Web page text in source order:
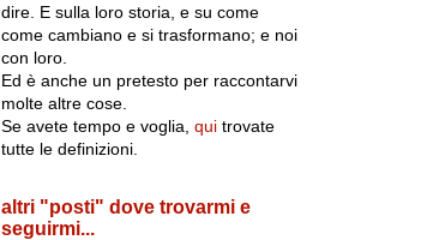
dire. E sulla loro storia, e su come
come cambiano e si trasformano; e noi
con loro.
Ed è anche un pretesto per raccontarvi
molte altre cose.
Se avete tempo e voglia, quitrovate
tutte le definizioni.
altri "posti" dove trovarmi e
seguirmi...